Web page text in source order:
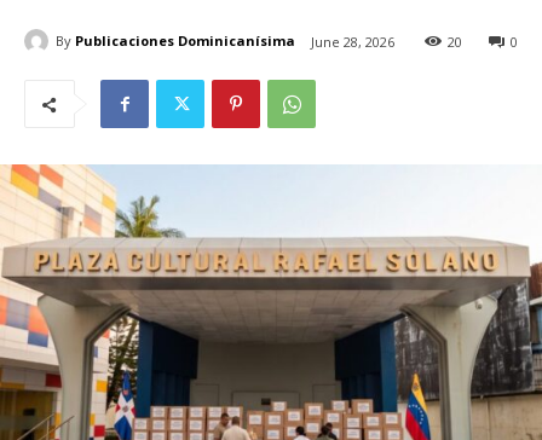
By Publicaciones Dominicanísima June 28, 2026 0
20